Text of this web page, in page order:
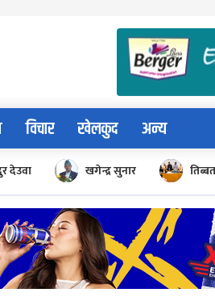
विचार खेलकुद अन्य
देउवा खगेन्द्र सुनार तिब्बत